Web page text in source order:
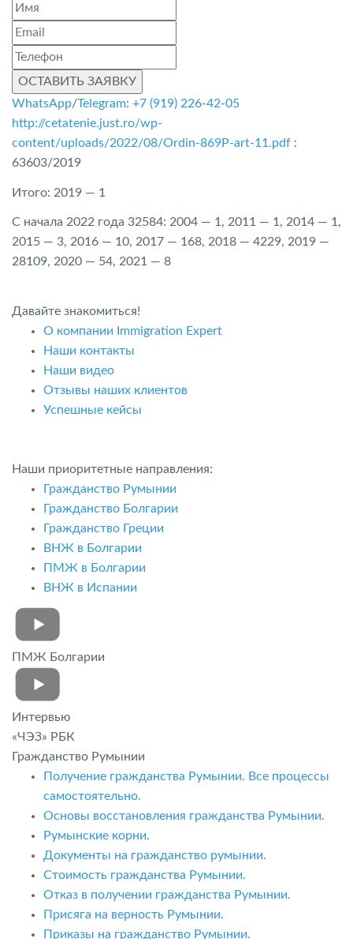
ОСТАВИТЬ ЗАЯВКУ
WhatsApp/Telegram: +7 (919) 226-42-05
http://cetatenie.just.ro/wp-
content/uploads/2022/08/Ordin-869P-art-11.pdf :
63603/2019
Итого: 2019 — 1
С начала 2022 года 32584: 2004 — 1, 2011 — 1, 2014 — 1,
2015 — 3, 2016 — 10, 2017 — 168, 2018 — 4229, 2019 —
28109, 2020 — 54, 2021 — 8
Давайте знакомиться!
О компании Immigration Expert
Наши контакты
Наши видео
Отзывы наших клиентов
Успешные кейсы
Наши приоритетные направления:
Гражданство Румынии
Гражданство Болгарии
Гражданство Греции
ВНЖ в Болгарии
ПМЖ в Болгарии
ВНЖ в Испании
ПМЖ Болгарии
Интервью
«ЧЭЗ» РБК
Гражданство Румынии
Получение гражданства Румынии. Все процессы
самостоятельно.
Основы восстановления гражданства Румынии.
Румынские корни.
Документы на гражданство румынии.
Стоимость гражданства Румынии.
Отказ в получении гражданства Румынии.
Присяга на верность Румынии.
Приказы на гражданство Румынии.